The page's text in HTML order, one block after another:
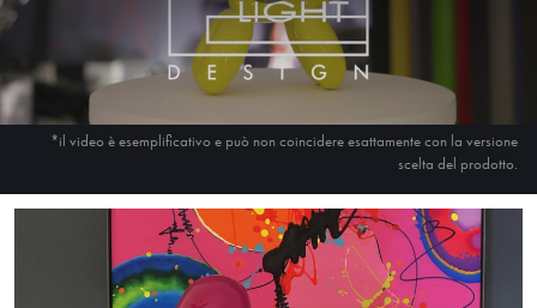
*il video è esemplificativo e può non coincidere esattamente con la versione
scelta del prodotto.